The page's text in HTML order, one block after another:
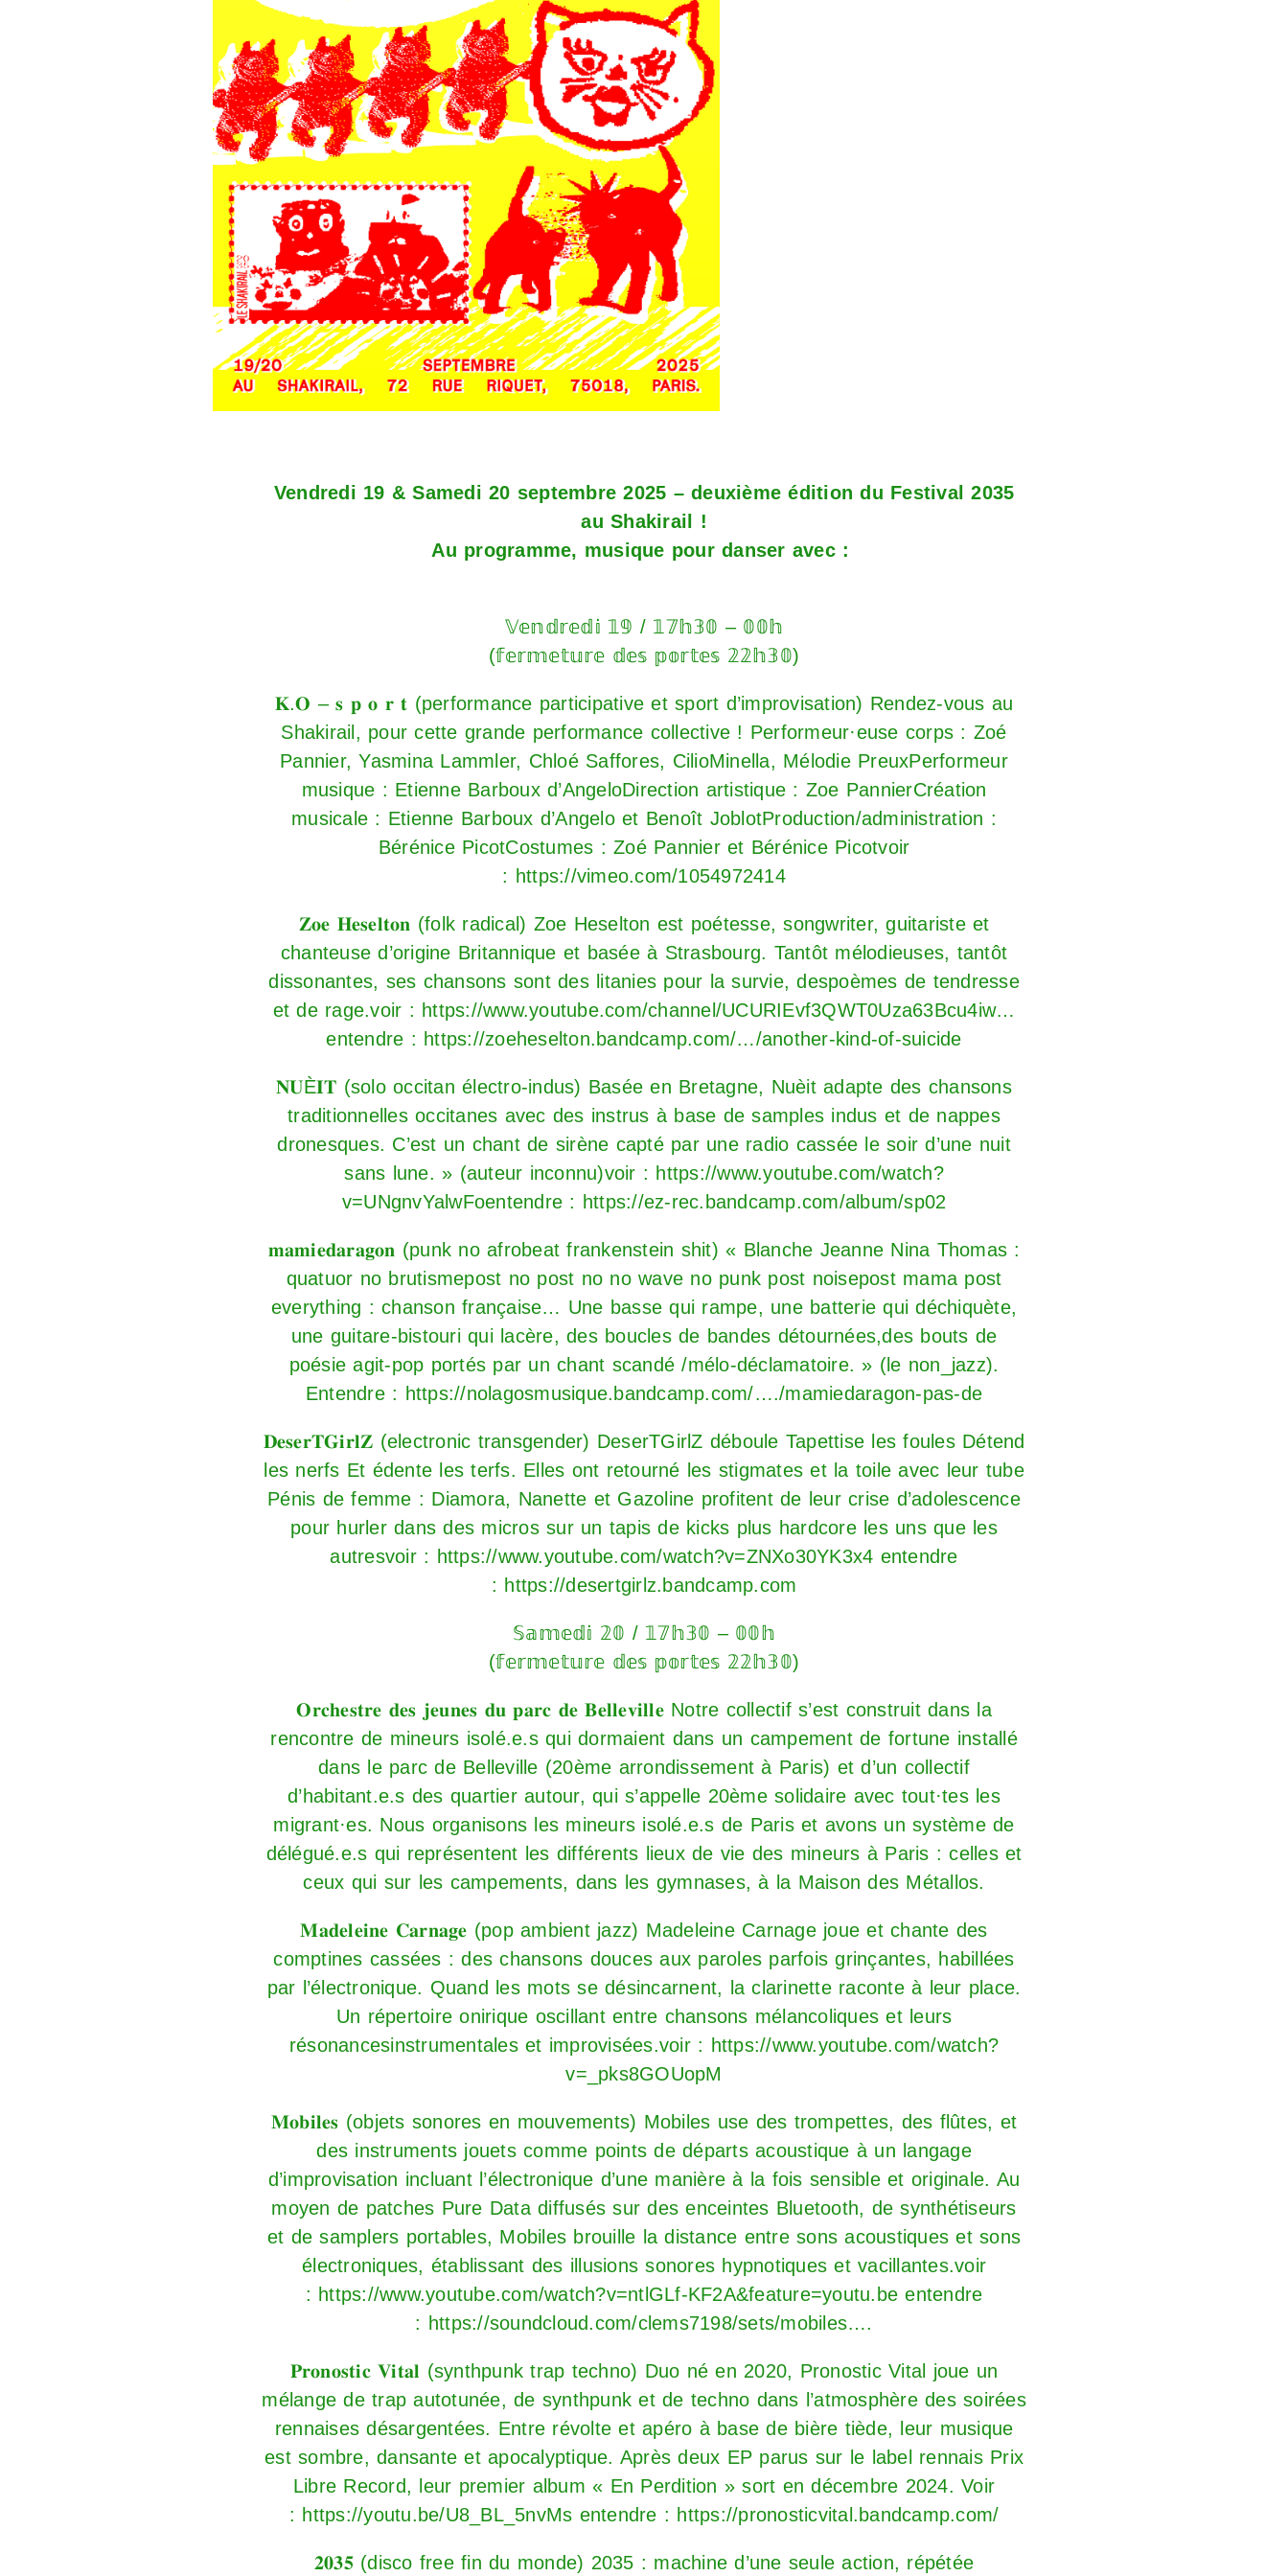
Vendredi 19 & Samedi 20 septembre 2025 – deuxième édition du Festival 2035
au Shakirail !
Au programme, musique pour danser avec :
𝕍𝕖𝕟𝕕𝕣𝕖𝕕𝕚 𝟙𝟡 / 𝟙𝟟𝕙𝟛𝟘 – 𝟘𝟘𝕙
(𝕗𝕖𝕣𝕞𝕖𝕥𝕦𝕣𝕖 𝕕𝕖𝕤 𝕡𝕠𝕣𝕥𝕖𝕤 𝟚𝟚𝕙𝟛𝟘)
𝐊.𝐎 – 𝐬 𝐩 𝐨 𝐫 𝐭 (performance participative et sport d’improvisation) Rendez-vous au
Shakirail, pour cette grande performance collective ! Performeur·euse corps : Zoé
Pannier, Yasmina Lammler, Chloé Saffores, CilioMinella, Mélodie PreuxPerformeur
musique : Etienne Barboux d’AngeloDirection artistique : Zoe PannierCréation
musicale : Etienne Barboux d’Angelo et Benoît JoblotProduction/administration :
Bérénice PicotCostumes : Zoé Pannier et Bérénice Picotvoir
: https://vimeo.com/1054972414
𝐙𝐨𝐞 𝐇𝐞𝐬𝐞𝐥𝐭𝐨𝐧 (folk radical) Zoe Heselton est poétesse, songwriter, guitariste et
chanteuse d’origine Britannique et basée à Strasbourg. Tantôt mélodieuses, tantôt
dissonantes, ses chansons sont des litanies pour la survie, despoèmes de tendresse
et de rage.voir : https://www.youtube.com/channel/UCURIEvf3QWT0Uza63Bcu4iw…
entendre : https://zoeheselton.bandcamp.com/…/another-kind-of-suicide
𝐍𝐔È𝐈𝐓 (solo occitan électro-indus) Basée en Bretagne, Nuèit adapte des chansons
traditionnelles occitanes avec des instrus à base de samples indus et de nappes
dronesques. C’est un chant de sirène capté par une radio cassée le soir d’une nuit
sans lune. » (auteur inconnu)voir : https://www.youtube.com/watch?
v=UNgnvYalwFoentendre : https://ez-rec.bandcamp.com/album/sp02
𝐦𝐚𝐦𝐢𝐞𝐝𝐚𝐫𝐚𝐠𝐨𝐧 (punk no afrobeat frankenstein shit) « Blanche Jeanne Nina Thomas :
quatuor no brutismepost no post no no wave no punk post noisepost mama post
everything : chanson française… Une basse qui rampe, une batterie qui déchiquète,
une guitare-bistouri qui lacère, des boucles de bandes détournées,des bouts de
poésie agit-pop portés par un chant scandé /mélo-déclamatoire. » (le non_jazz).
Entendre : https://nolagosmusique.bandcamp.com/…./mamiedaragon-pas-de
𝐃𝐞𝐬𝐞𝐫𝐓𝐆𝐢𝐫𝐥𝐙 (electronic transgender) DeserTGirlZ déboule Tapettise les foules Détend
les nerfs Et édente les terfs. Elles ont retourné les stigmates et la toile avec leur tube
Pénis de femme : Diamora, Nanette et Gazoline profitent de leur crise d’adolescence
pour hurler dans des micros sur un tapis de kicks plus hardcore les uns que les
autresvoir : https://www.youtube.com/watch?v=ZNXo30YK3x4 entendre
: https://desertgirlz.bandcamp.com
𝕊𝕒𝕞𝕖𝕕𝕚 𝟚𝟘 / 𝟙𝟟𝕙𝟛𝟘 – 𝟘𝟘𝕙
(𝕗𝕖𝕣𝕞𝕖𝕥𝕦𝕣𝕖 𝕕𝕖𝕤 𝕡𝕠𝕣𝕥𝕖𝕤 𝟚𝟚𝕙𝟛𝟘)
𝐎𝐫𝐜𝐡𝐞𝐬𝐭𝐫𝐞 𝐝𝐞𝐬 𝐣𝐞𝐮𝐧𝐞𝐬 𝐝𝐮 𝐩𝐚𝐫𝐜 𝐝𝐞 𝐁𝐞𝐥𝐥𝐞𝐯𝐢𝐥𝐥𝐞 Notre collectif s’est construit dans la
rencontre de mineurs isolé.e.s qui dormaient dans un campement de fortune installé
dans le parc de Belleville (20ème arrondissement à Paris) et d’un collectif
d’habitant.e.s des quartier autour, qui s’appelle 20ème solidaire avec tout·tesles
migrant·es. Nous organisons les mineurs isolé.e.s de Paris et avons un système de
délégué.e.s qui représentent les différents lieux de vie des mineurs à Paris : celles et
ceux qui sur les campements, dans les gymnases, à la Maison des Métallos.
𝐌𝐚𝐝𝐞𝐥𝐞𝐢𝐧𝐞 𝐂𝐚𝐫𝐧𝐚𝐠𝐞 (pop ambient jazz) Madeleine Carnage joue et chante des
comptines cassées : des chansons douces aux paroles parfois grinçantes, habillées
par l’électronique. Quand les mots se désincarnent, la clarinette raconte à leur place.
Un répertoire onirique oscillant entre chansons mélancoliques et leurs
résonancesinstrumentales et improvisées.voir : https://www.youtube.com/watch?
v=_pks8GOUopM
𝐌𝐨𝐛𝐢𝐥𝐞𝐬 (objets sonores en mouvements) Mobiles use des trompettes, des flûtes, et
des instruments jouets comme points de départs acoustique à un langage
d’improvisation incluant l’électronique d’une manière à la fois sensible et originale. Au
moyen de patches Pure Data diffusés sur des enceintes Bluetooth, de synthétiseurs
et de samplers portables, Mobiles brouille la distance entre sons acoustiques et sons
électroniques, établissant des illusions sonores hypnotiques et vacillantes.voir
: https://www.youtube.com/watch?v=ntlGLf-KF2A&feature=youtu.be entendre
: https://soundcloud.com/clems7198/sets/mobiles….
𝐏𝐫𝐨𝐧𝐨𝐬𝐭𝐢𝐜 𝐕𝐢𝐭𝐚𝐥 (synthpunk trap techno) Duo né en 2020, Pronostic Vital joue un
mélange de trap autotunée, de synthpunk et de techno dans l’atmosphère des soirées
rennaises désargentées. Entre révolte et apéro à base de bière tiède, leur musique
est sombre, dansante et apocalyptique. Après deux EP parus sur le label rennais Prix
Libre Record, leur premier album « En Perdition » sort en décembre 2024. Voir
: https://youtu.be/U8_BL_5nvMs entendre : https://pronosticvital.bandcamp.com/
𝟐𝟎𝟑𝟓 (disco free fin du monde) 2035 : machine d’une seule action, répétée